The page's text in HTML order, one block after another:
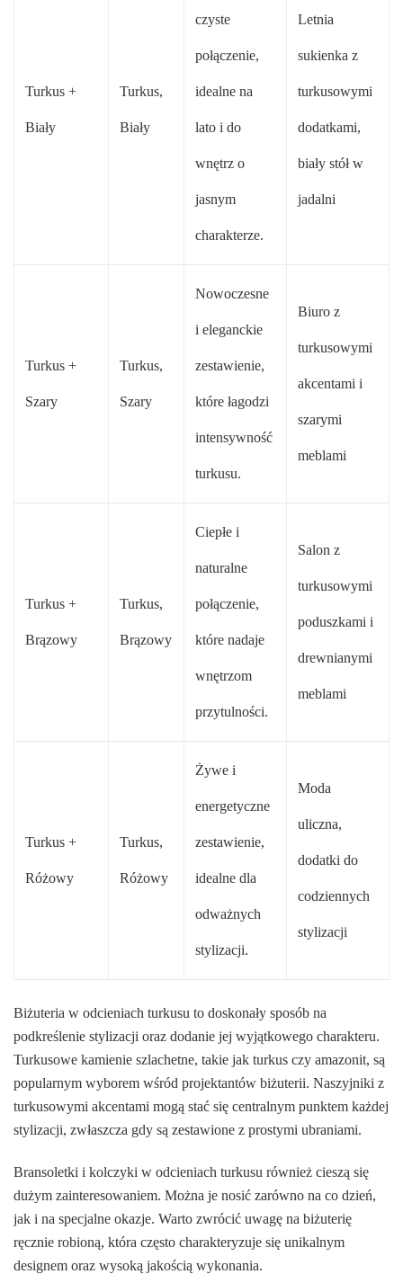
Turkus +
Biały
Turkus,
Biały
czyste
połączenie,
idealne na
lato i do
wnętrz o
jasnym
charakterze.
Letnia
sukienka z
turkusowymi
dodatkami,
biały stół w
jadalni
Turkus +
Szary
Turkus,
Szary
Nowoczesne
i eleganckie
zestawienie,
które łagodzi
intensywność
turkusu.
Biuro z
turkusowymi
akcentami i
szarymi
meblami
Turkus +
Brązowy
Turkus,
Brązowy
Ciepłe i
naturalne
połączenie,
które nadaje
wnętrzom
przytulności.
Salon z
turkusowymi
poduszkami i
drewnianymi
meblami
Turkus +
Różowy
Turkus,
Różowy
Żywe i
energetyczne
zestawienie,
idealne dla
odważnych
stylizacji.
Moda
uliczna,
dodatki do
codziennych
stylizacji
Biżuteria w odcieniach turkusu to doskonały sposób na
podkreślenie stylizacji oraz dodanie jej wyjątkowego charakteru.
Turkusowe kamienie szlachetne, takie jak turkus czy amazonit, są
popularnym wyborem wśród projektantów biżuterii. Naszyjniki z
turkusowymi akcentami mogą stać się centralnym punktem każdej
stylizacji, zwłaszcza gdy są zestawione z prostymi ubraniami.
Bransoletki i kolczyki w odcieniach turkusu również cieszą się
dużym zainteresowaniem. Można je nosić zarówno na co dzień,
jak i na specjalne okazje. Warto zwrócić uwagę na biżuterię
ręcznie robioną, która często charakteryzuje się unikalnym
designem oraz wysoką jakością wykonania.